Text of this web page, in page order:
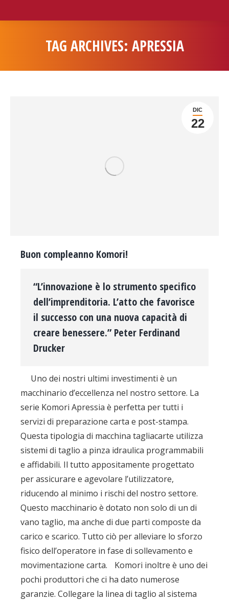
TAG ARCHIVES: APRESSIA
DIC
22
Buon compleanno Komori!
“L’innovazione è lo strumento specifico
dell’imprenditoria. L’atto che favorisce
il successo con una nuova capacità di
creare benessere.” Peter Ferdinand
Drucker
Uno dei nostri ultimi investimenti è un
macchinario d’eccellenza nel nostro settore. La
serie Komori Apressia è perfetta per tutti i
servizi di preparazione carta e post-stampa.
Questa tipologia di macchina tagliacarte utilizza
sistemi di taglio a pinza idraulica programmabili
e affidabili. Il tutto appositamente progettato
per assicurare e agevolare l’utilizzatore,
riducendo al minimo i rischi del nostro settore.
Questo macchinario è dotato non solo di un di
vano taglio, ma anche di due parti composte da
carico e scarico. Tutto ciò per alleviare lo sforzo
fisico dell’operatore in fase di sollevamento e
movimentazione carta. Komori inoltre è uno dei
pochi produttori che ci ha dato numerose
garanzie. Collegare la linea di taglio al sistema